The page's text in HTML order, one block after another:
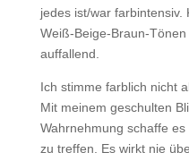
jedes ist/war farbintensiv.
Weiß-Beige-Braun-
auffallend.
Ich stimme farblich nicht
Mit meinem geschulten
Wahrnehmung schaffe
zu treffen. Es wirkt nie